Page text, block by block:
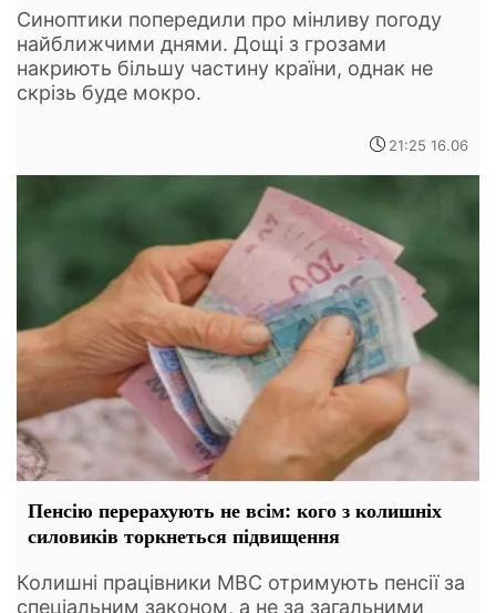
Синоптики попередили про мінливу погоду
найближчими днями. Дощі з грозами
накриють більшу частину країни, однак не
скрізь буде мокро.
21:25 16.06
Пенсію перерахують не всім: кого з колишніх
силовиків торкнеться підвищення
Колишні працівники МВС отримують пенсії за
спеціальним законом, а не за загальними